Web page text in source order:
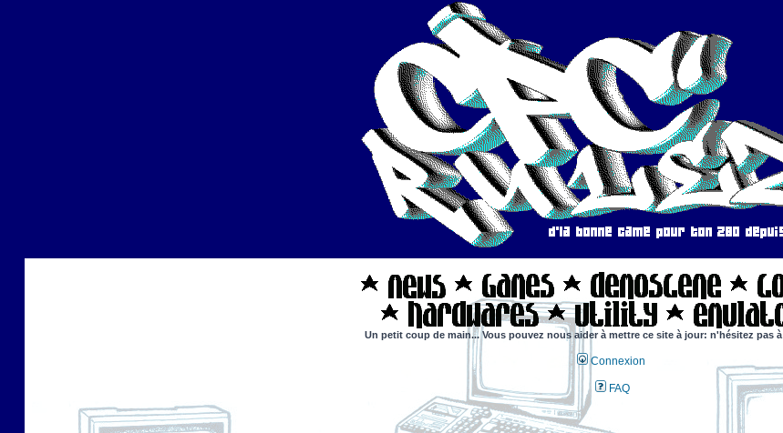
Un petit coup de main... Vous pouvez nous aider à mettre ce site à jour: n'hésitez pas à
Connexion
FAQ